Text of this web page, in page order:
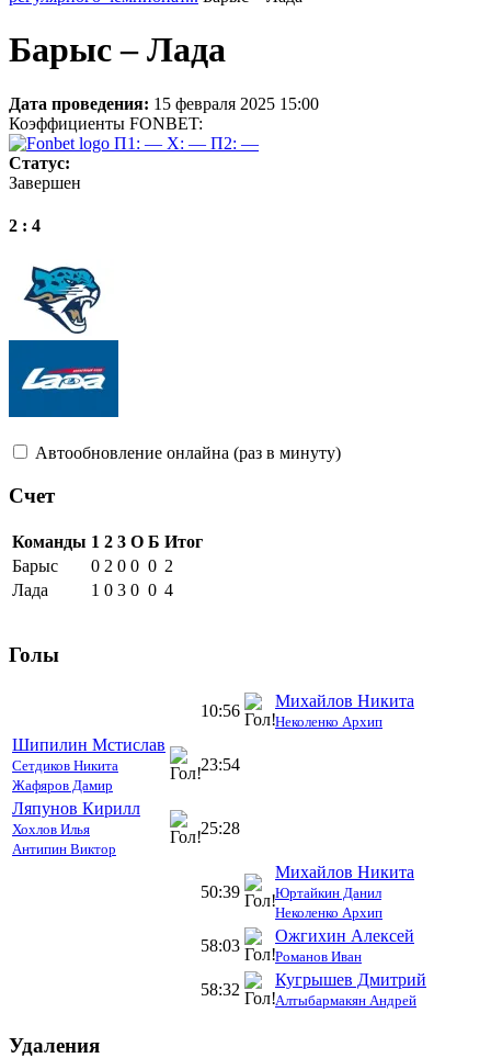
Барыс – Лада
Дата проведения: 15 февраля 2025 15:00
Коэффициенты FONBET:
П1: — X: — П2: —
Статус:
Завершен
2 : 4
Автообновление онлайна (раз в минуту)
Счет
Команды 1 2 3 О Б Итог
Барыс
0 2 0 0 0 2
Лада
1 0 3 0 0 4
Голы
10:56
Михайлов Никита
Неколенко Архип
Шипилин Мстислав
Сетдиков Никита
Жафяров Дамир
23:54
Ляпунов Кирилл
Хохлов Илья
Антипин Виктор
25:28
50:39
Михайлов Никита
Юртайкин Данил
Неколенко Архип
58:03
Ожгихин Алексей
Романов Иван
58:32
Кугрышев Дмитрий
Алтыбармакян Андрей
Удаления